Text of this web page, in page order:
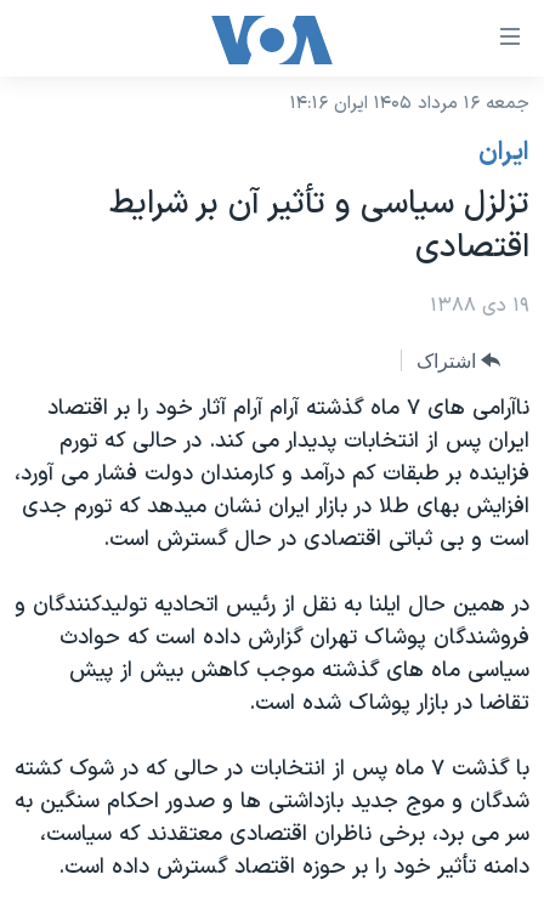
لینکهای
دسترسی
جهش
محتوای
اصلی
به
اصلی
جهش
به
جستجو
نسخه سبک وب‌سایت
موضوع ها
ایران
آمریکا
جهان
گزیده‌ها
ویژه برنامه‌ها
ویدیوها
حقوق شهروندی
اقتصادی
علم و فناوری
آرشیو پخش زنده
برنامه های تلویزیونی
جدول برنامه ها
صفحه‌های ویژه
عملیات خشم حماسی
۲۵۰سالگی آمریکا
بایگانی برنامه‌های تلویزیونی
انتخابات ریاست جمهوری آمریکا ۲۰۲۴
حمله جمهوری اسلامی به اسرائیل
رمز مهسا
اعتراضات زن، زندگی، آزادی
مجموعه مستندهای دادخواهی
تریبونال مردمی آبان ۹۸
فرکانس‌های صدای آمریکا
پخش رادیویی
یادگیری زبان انگلیسی
جمعه ۱۶ مرداد ۱۴۰۵ ایران ۱۴:۱۶
ايران
تزلزل سیاسی و تأثیر آن بر شرایط
اقتصادی
۱۹ دی ۱۳۸۸
اشتراک
ناآرامی های ۷ ماه گذشته آرام آرام آثار خود را بر اقتصاد
ایران پس از انتخابات پدیدار می کند. در حالی که تورم
فزاینده بر طبقات کم درآمد و کارمندان دولت فشار می آورد،
افزایش بهای طلا در بازار ایران نشان میدهد که تورم جدی
است و بی ثباتی اقتصادی در حال گسترش است.
در همین حال ایلنا به نقل از رئیس اتحادیه تولیدکنندگان و
فروشندگان پوشاک تهران گزارش داده است که حوادث
سیاسی ماه های گذشته موجب کاهش بیش از پیش
تقاضا در بازار پوشاک شده است.
با گذشت ۷ ماه پس از انتخابات در حالی که در شوک کشته
شدگان و موج جدید بازداشتی ها و صدور احکام سنگین به
سر می برد، برخی ناظران اقتصادی معتقدند که سیاست،
دامنه تأثیر خود را بر حوزه اقتصاد گسترش داده است.